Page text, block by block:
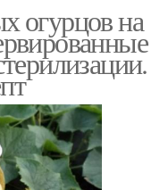
огурцов на